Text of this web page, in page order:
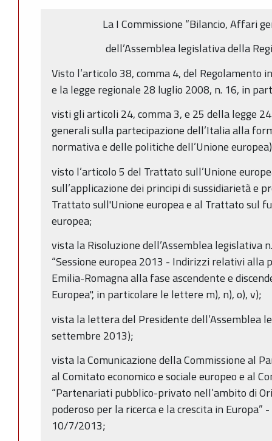
La I Commissione “Bilancio, Affari
dell’Assemblea legislativa della
Visto l’articolo 38, comma 4, del Regolamento
e la legge regionale 28 luglio 2008, n. 16, in
visti gli articoli 24, comma 3, e 25 della legge
generali sulla partecipazione dell’Italia alla
normativa e delle politiche dell’Unione
visto l’articolo 5 del Trattato sull’Unione
sull’applicazione dei principi di sussidiarietà e
Trattato sull'Unione europea e al Trattato sul
europea;
vista la Risoluzione dell’Assemblea legislativa
“Sessione europea 2013 - Indirizzi relativi alla
Emilia-Romagna alla fase ascendente e
Europea", in particolare le lettere m), n), o), v);
vista la lettera del Presidente dell’Assemblea
settembre 2013);
vista la Comunicazione della Commissione al
al Comitato economico e sociale europeo e al
“Partenariati pubblico-privato nell’ambito di
poderoso per la ricerca e la crescita in Europa”
10/7/2013;